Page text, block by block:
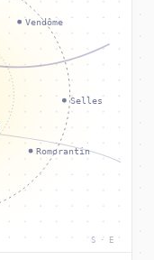
Vendôme
Romorantin
Selles
S · E